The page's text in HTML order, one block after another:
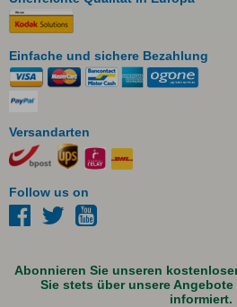
Einfache und sichere Bezahlung
Versandarten
Follow us on
Abonnieren Sie unseren
Sie stets über unsere
informiert.